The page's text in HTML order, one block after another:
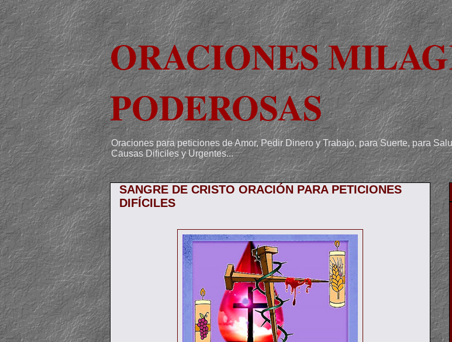
ORACIONES
PODEROSAS
Oraciones para peticiones de Amor, Pedir Dinero y Trabajo, para Suerte, para
Causas Dificiles y Urgentes...
SANGRE DE CRISTO ORACIÓN PARA PETICIONES
DIFÍCILES